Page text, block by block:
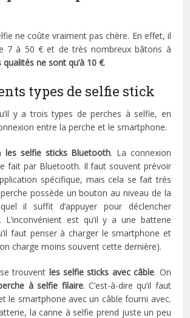
ne coûte vraiment pas chère. En effet, il
7 à 50 € et de très nombreux bâtons à
qualités ne sont qu’à 10 €.
types de selfie stick
y a trois types de perches à selfie, en
entre la perche et le smartphone.
les selfie sticks Bluetooth. La connexion
fait par Bluetooth. Il faut souvent prévoir
spécifique, mais cela se fait très
possède un bouton au niveau de la
il suffit d’appuyer pour déclencher
L’inconvénient est qu’il y a une batterie
faut penser à charger le smartphone et
charge moins souvent cette dernière).
trouvent les selfie sticks avec câble. On
à selfie filaire. C’est-à-dire qu’il faut
le smartphone avec un câble fourni avec.
la canne à selfie prend juste un peu